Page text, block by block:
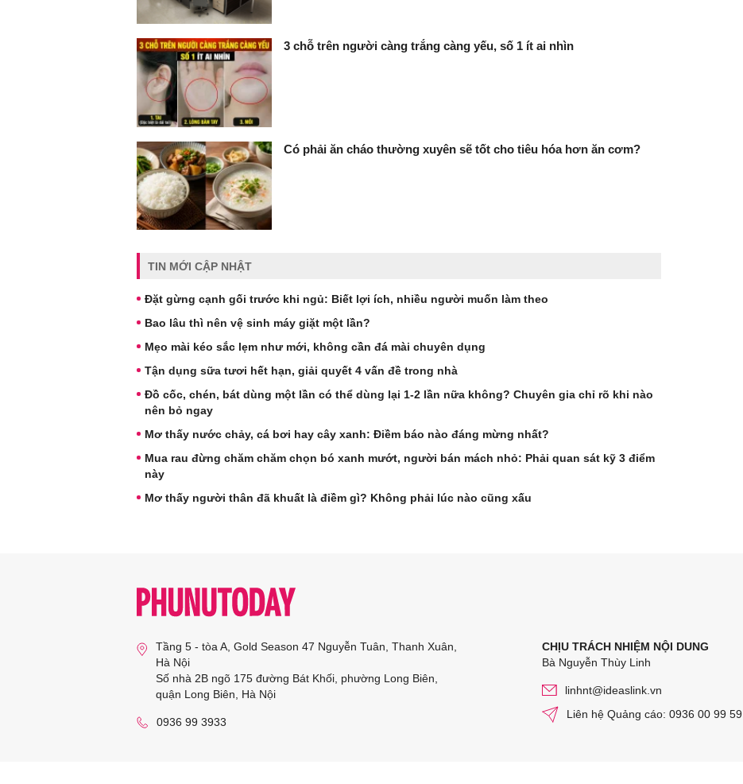
3 chỗ trên người càng trắng càng yếu, số 1 ít ai nhìn
Có phải ăn cháo thường xuyên sẽ tốt cho tiêu hóa hơn ăn cơm?
TIN MỚI CẬP NHẬT
Đặt gừng cạnh gối trước khi ngủ: Biết lợi ích, nhiều người muốn làm theo
Bao lâu thì nên vệ sinh máy giặt một lần?
Mẹo mài kéo sắc lẹm như mới, không cần đá mài chuyên dụng
Tận dụng sữa tươi hết hạn, giải quyết 4 vấn đề trong nhà
Đồ cốc, chén, bát dùng một lần có thể dùng lại 1-2 lần nữa không? Chuyên gia chỉ rõ khi nào
nên bỏ ngay
Mơ thấy nước chảy, cá bơi hay cây xanh: Điềm báo nào đáng mừng nhất?
Mua rau đừng chăm chăm chọn bó xanh mướt, người bán mách nhỏ: Phải quan sát kỹ 3 điểm
này
Mơ thấy người thân đã khuất là điềm gì? Không phải lúc nào cũng xấu
Tầng 5 - tòa A, Gold Season 47 Nguyễn Tuân, Thanh Xuân,
Hà Nội
Số nhà 2B ngõ 175 đường Bát Khối, phường Long Biên,
quận Long Biên, Hà Nội
0936 99 3933
CHỊU TRÁCH NHIỆM NỘI DUNG
Bà Nguyễn Thùy Linh
linhnt@ideaslink.vn
Liên hệ Quảng cáo: 0936 00 99 59